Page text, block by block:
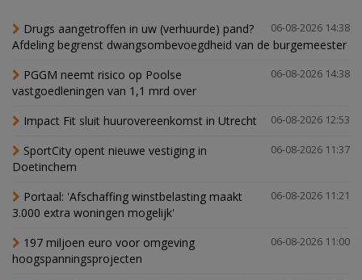
06-08-2026 14:38
Drugs aangetroffen in uw (verhuurde) pand?
Afdeling begrenst dwangsombevoegdheid van de burgemeester
06-08-2026 14:38
PGGM neemt risico op Poolse
vastgoedleningen van 1,1 mrd over
06-08-2026 12:53
Impact Fit sluit huurovereenkomst in Utrecht
06-08-2026 11:37
SportCity opent nieuwe vestiging in
Doetinchem
06-08-2026 11:21
Portaal: 'Afschaffing winstbelasting maakt
3.000 extra woningen mogelijk'
06-08-2026 11:00
197 miljoen euro voor omgeving
hoogspanningsprojecten